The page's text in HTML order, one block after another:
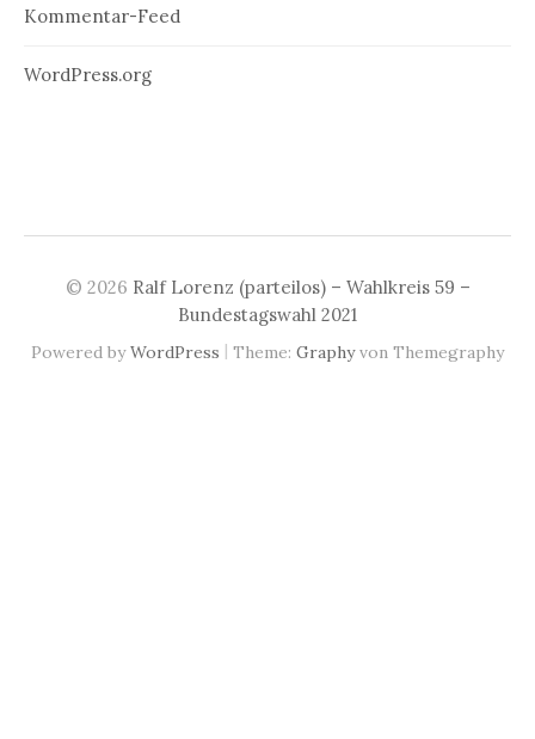
Kommentar-Feed
WordPress.org
© 2026 Ralf Lorenz (parteilos) – Wahlkreis 59 –
Bundestagswahl 2021
Powered byWordPress | Theme: Graphyvon Themegraphy